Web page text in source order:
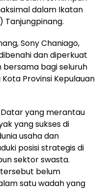
dalam Ikatan
Tanjungpinang.
Sony Chaniago,
dan diperkuat
bagi seluruh
Provinsi Kepulauan
yang merantau
yang sukses di
usaha dan
posisi strategis di
sektor swasta.
belum
satu wadah yang